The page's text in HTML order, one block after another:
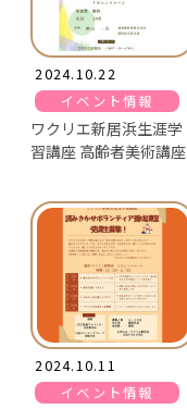
2024.10.22
イベント情報
ワクリエ新居浜生涯学
習講座 高齢者美術講座
2024.10.11
イベント情報